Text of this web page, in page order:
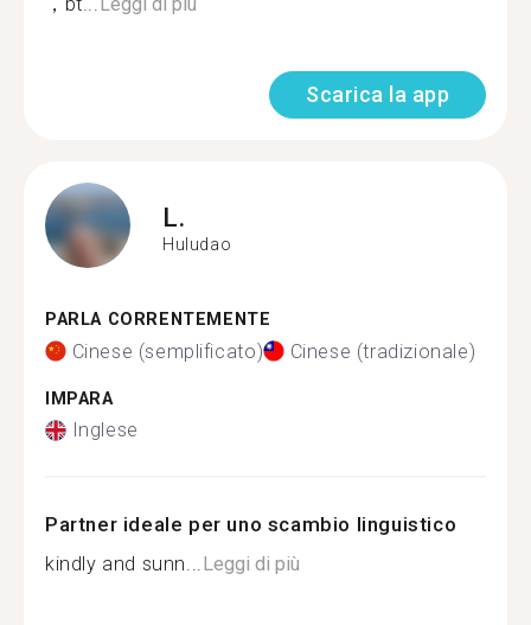
Scarica la app
L.
Huludao
PARLA CORRENTEMENTE
Cinese (semplificato) Cinese (tradizionale)
IMPARA
Inglese
Partner ideale per uno scambio linguistico
kindly and sunn...Leggi di più